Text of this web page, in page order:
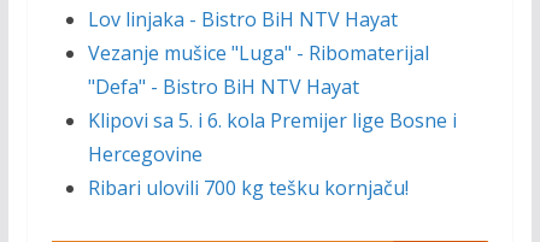
Lov linjaka - Bistro BiH NTV Hayat
Vezanje mušice "Luga" - Ribomaterijal
"Defa" - Bistro BiH NTV Hayat
Klipovi sa 5. i 6. kola Premijer lige Bosne i
Hercegovine
Ribari ulovili 700 kg tešku kornjaču!